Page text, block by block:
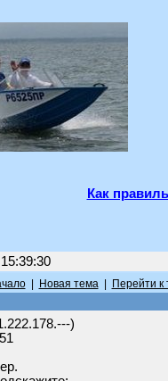
Как
| Новая тема| Перейти к
)